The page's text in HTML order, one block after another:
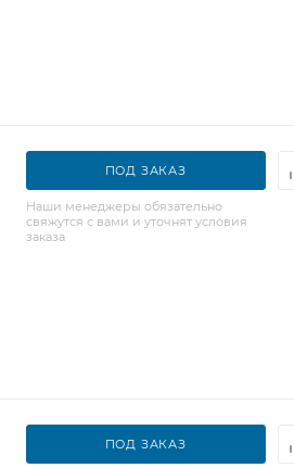
ПОД ЗАКАЗ
Наши менеджеры обязательно
свяжутся с вами и уточнят условия
заказа
ПОД ЗАКАЗ